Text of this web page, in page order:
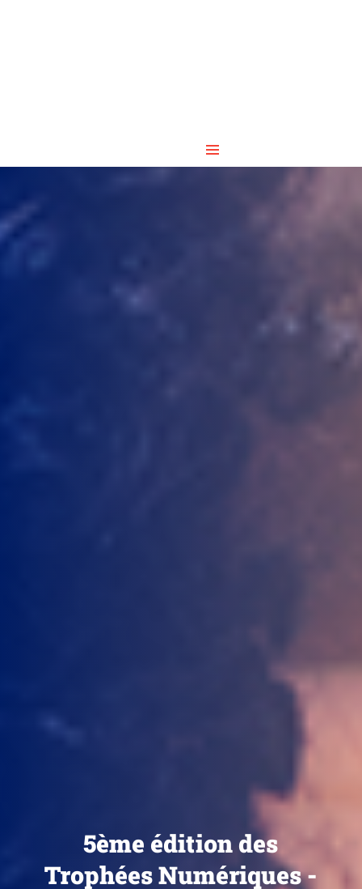
5ème édition des
Trophées Numériques -